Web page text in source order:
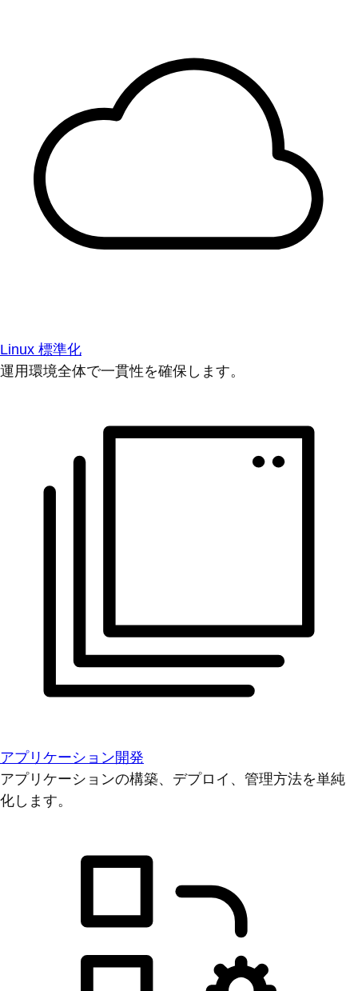
Linux 標準化
運用環境全体で一貫性を確保します。
アプリケーション開発
アプリケーションの構築、デプロイ、管理方法を単純
化します。